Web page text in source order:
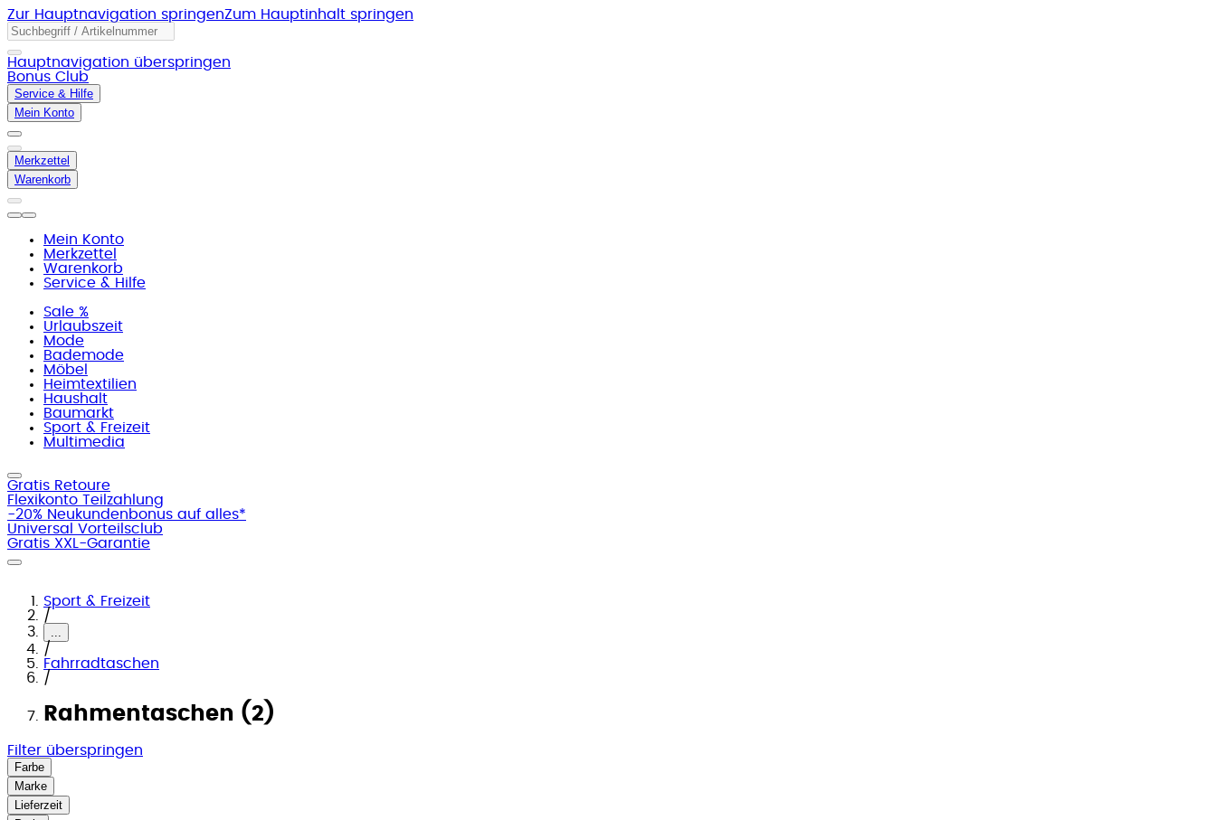
Zur Hauptnavigation springenZum Hauptinhalt springen
Hauptnavigation überspringen
Bonus Club
Service & Hilfe
Mein Konto
Merkzettel
Warenkorb
Mein Konto
Merkzettel
Warenkorb
Service & Hilfe
Sale %
Urlaubszeit
Mode
Bademode
Möbel
Heimtextilien
Haushalt
Baumarkt
Sport & Freizeit
Multimedia
Gratis Retoure
Flexikonto Teilzahlung
-20% Neukundenbonus auf alles*
Universal Vorteilsclub
Gratis XXL-Garantie
Sport & Freizeit
/
...
/
Fahrradtaschen
/
Rahmentaschen (2)
Filter überspringen
Farbe
Marke
Lieferzeit